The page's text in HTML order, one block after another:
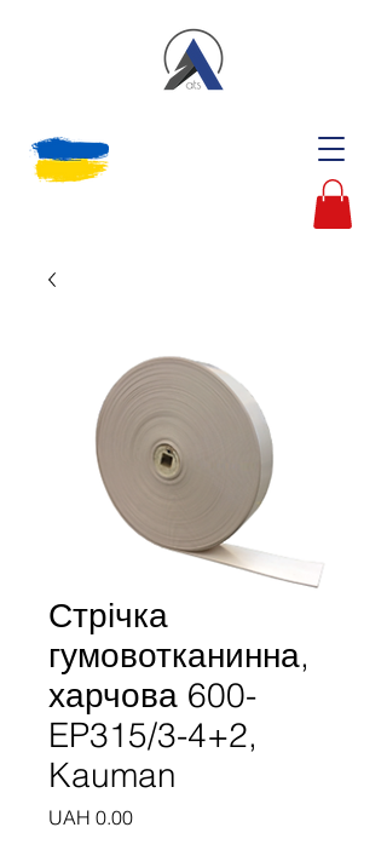
Стрічка
гумовотканинна,
харчова 600-
EP315/3-4+2,
Kauman
UAH 0.00Price